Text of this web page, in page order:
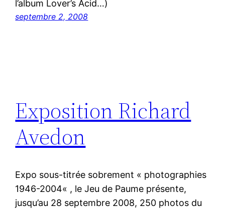
l’album Lover’s Acid…)
septembre 2, 2008
Exposition Richard
Avedon
Expo sous-titrée sobrement « photographies
1946-2004« , le Jeu de Paume présente,
jusqu’au 28 septembre 2008, 250 photos du